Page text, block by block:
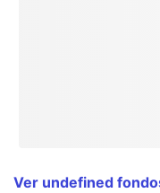
Ver undefined